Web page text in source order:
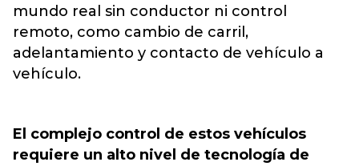
mundo real sin conductor ni control
remoto, como cambio de carril,
adelantamiento y contacto de vehículo a
vehículo.
El complejo control de estos vehículos
requiere un alto nivel de tecnología de